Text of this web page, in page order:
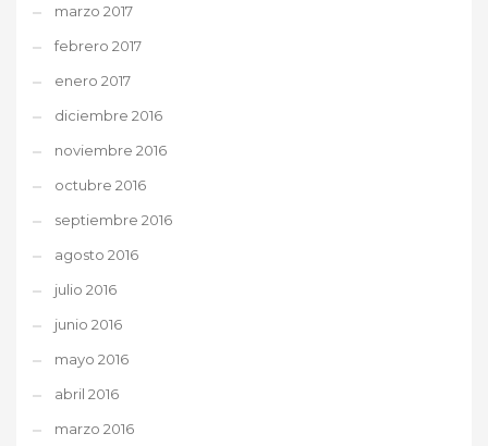
marzo 2017
febrero 2017
enero 2017
diciembre 2016
noviembre 2016
octubre 2016
septiembre 2016
agosto 2016
julio 2016
junio 2016
mayo 2016
abril 2016
marzo 2016